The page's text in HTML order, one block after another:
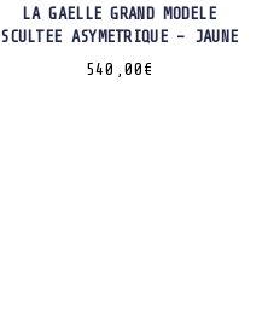
LA GAELLE GRAND MODELE
SCULTEE ASYMETRIQUE – JAUNE
540,00 €